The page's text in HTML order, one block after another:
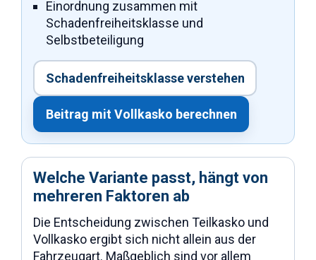
Einordnung zusammen mit
Schadenfreiheitsklasse und
Selbstbeteiligung
Schadenfreiheitsklasse verstehen
Beitrag mit Vollkasko berechnen
Welche Variante passt, hängt von
mehreren Faktoren ab
Die Entscheidung zwischen Teilkasko und
Vollkasko ergibt sich nicht allein aus der
Fahrzeugart. Maßgeblich sind vor allem